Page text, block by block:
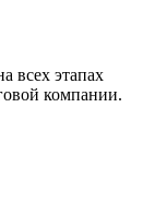
всех этапах
компании.